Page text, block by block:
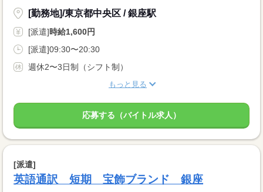
[勤務地]/東京都中央区 / 銀座駅
[派遣]時給1,600円
[派遣]09:30〜20:30
週休2〜3日制（シフト制）
もっと見る
応募する（バイトル求人）
[派遣]
英語通訳 短期 宝飾ブランド 銀座